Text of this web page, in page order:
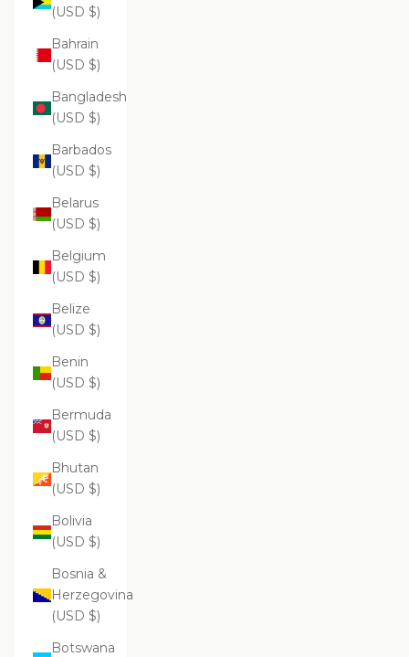
(USD $)
Bahrain
(USD $)
Bangladesh
(USD $)
Barbados
(USD $)
Belarus
(USD $)
Belgium
(USD $)
Belize
(USD $)
Benin
(USD $)
Bermuda
(USD $)
Bhutan
(USD $)
Bolivia
(USD $)
Bosnia &
Herzegovina
(USD $)
Botswana